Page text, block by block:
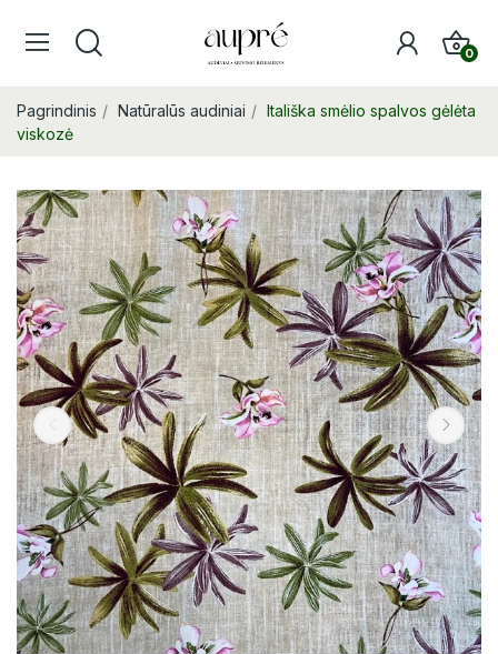
0
Pagrindinis Natūralūs audiniai
Itališka smėlio spalvos gėlėta
viskozė